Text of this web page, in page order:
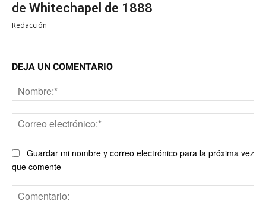
de Whitechapel de 1888
Redacción
DEJA UN COMENTARIO
Guardar mi nombre y correo electrónico para la próxima vez
que comente